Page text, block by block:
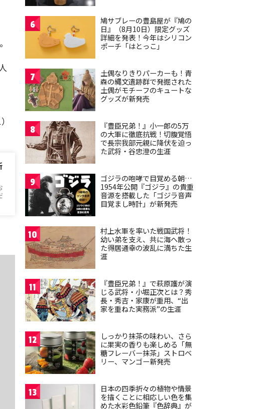
6
鳩サブレーの豊島屋が『鳩の
日』（8月10日）限定グッズ
詳細を発表！今年はシリコン
ポーチ「はとっこ」
7
土偶なりきりパーカーも！青
森の縄文遺跡群で発掘された
土偶がモチーフのキュートな
グッズが新発売
8
『豊臣兄弟！』小一郎の5万
の大軍に徹底抗戦！切腹覚悟
で長宗我部元親に降伏を迫っ
た武将・谷忠澄の生涯
9
ゴジラの咆哮で目覚める朝…
1954年公開『ゴジラ』の貴重
音源を搭載した「ゴジラ音声
目覚まし時計」が新発売
10
村上水軍を率いた戦国武将！
幼い弟を支え、共に海へ散っ
た得居通幸の波乱に満ちた生
涯
11
『豊臣兄弟！』で萩原護が演
じる武将・小堀正次とは？秀
長・秀吉・家康が重用、“出
家を重ねた実務派”の生涯
12
しっかり抹茶の味わい、さら
に果実の香りも楽しめる「無
糖フレーバー抹茶」ストロベ
リー、マンゴー新発売
13
日本の四季折々の植物や情景
を描くことに相応しい色を集
めた水彩色鉛筆『色辞典』が